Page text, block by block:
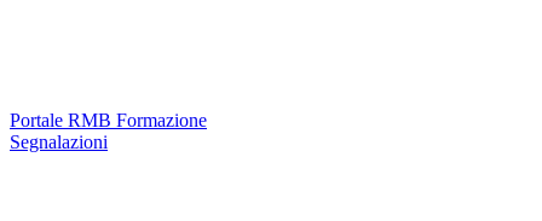
Portale RMB Formazione
Segnalazioni